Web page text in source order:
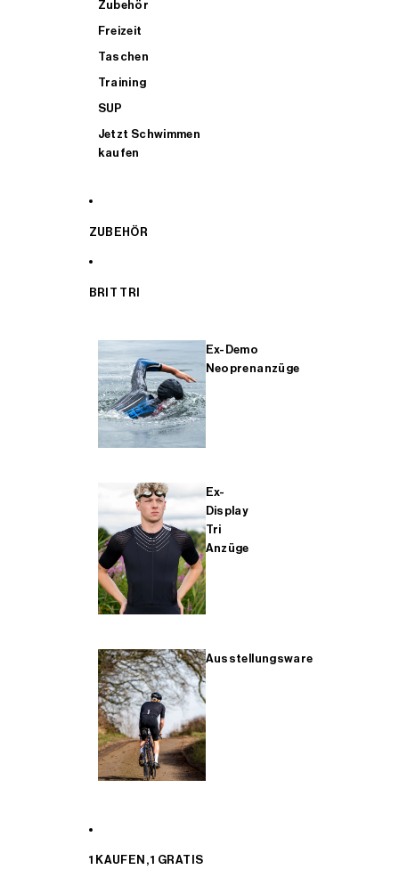
Zubehör
Freizeit
Taschen
Training
SUP
Jetzt Schwimmen
kaufen
ZUBEHÖR
BRIT TRI
Ex-Demo
Neoprenanzüge
Ex-
Display
Tri
Anzüge
Ausstellungsware
1 KAUFEN, 1 GRATIS